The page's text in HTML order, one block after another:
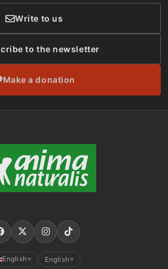
Write to us
to the newsletter
Make a donation
English ▼ English ▼